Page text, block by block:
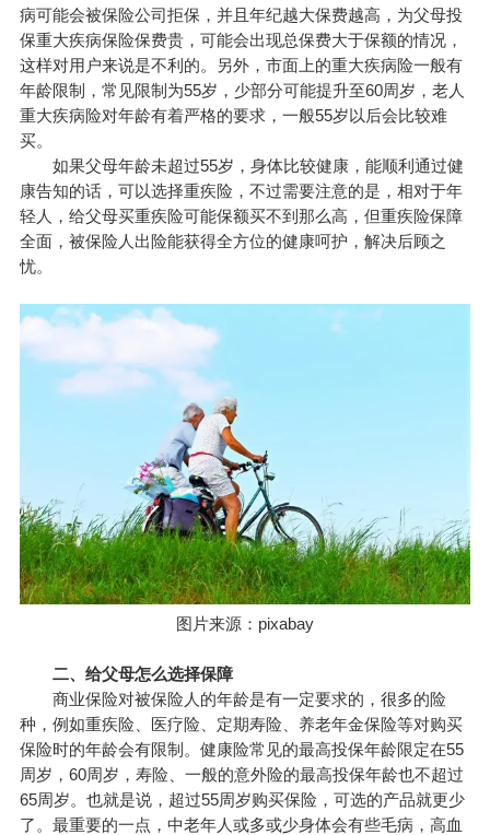
病可能会被保险公司拒保，并且年纪越大保费越高，为父母投
保重大疾病保险保费贵，可能会出现总保费大于保额的情况，
这样对用户来说是不利的。另外，市面上的重大疾病险一般有
年龄限制，常见限制为55岁，少部分可能提升至60周岁，老人
重大疾病险对年龄有着严格的要求，一般55岁以后会比较难
买。
如果父母年龄未超过55岁，身体比较健康，能顺利通过健
康告知的话，可以选择重疾险，不过需要注意的是，相对于年
轻人，给父母买重疾险可能保额买不到那么高，但重疾险保障
全面，被保险人出险能获得全方位的健康呵护，解决后顾之
忧。
图片来源：pixabay
二、给父母怎么选择保障
商业保险对被保险人的年龄是有一定要求的，很多的险
种，例如重疾险、医疗险、定期寿险、养老年金保险等对购买
保险时的年龄会有限制。健康险常见的最高投保年龄限定在55
周岁，60周岁，寿险、一般的意外险的最高投保年龄也不超过
65周岁。也就是说，超过55周岁购买保险，可选的产品就更少
了。最重要的一点，中老年人或多或少身体会有些毛病，高血